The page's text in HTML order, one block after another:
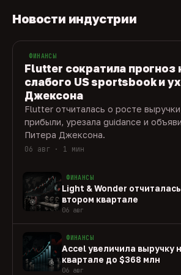
Новости индустрии
ФИНАНСЫ
Flutter сократила прогноз
слабого US sportsbook и
Джексона
Flutter отчиталась о росте
прибыли, урезала guidance и
Питера Джексона.
06 авг · 1 мин
ФИНАНСЫ
Light & Wonder
втором квартале
06 авг
ФИНАНСЫ
Accel увеличила выручку
квартале до $368 млн
06 авг